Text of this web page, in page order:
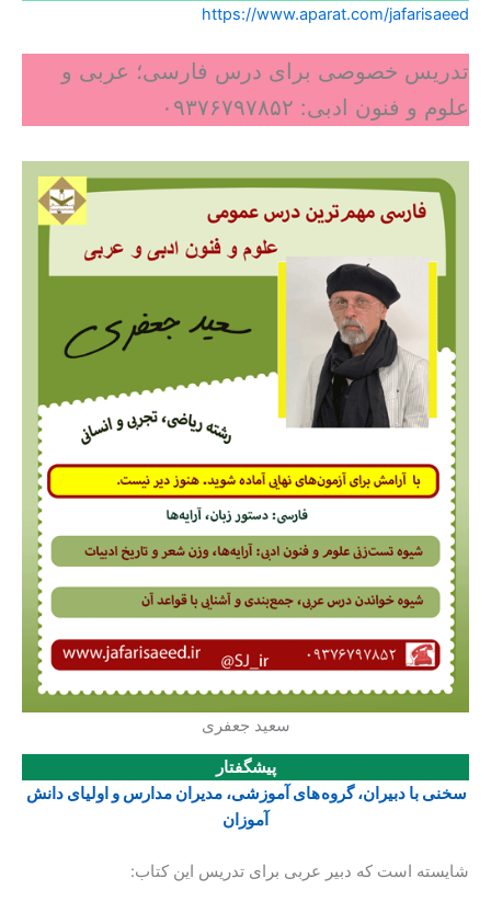
https://www.aparat.com/jafarisaeed
تدریس خصوصی برای درس فارسی؛ عربی و
علوم و فنون ادبی: ۰۹۳۷۶۷۹۷۸۵۲
سعید جعفری
پیشگفتار
سخنی با دبیران، گروه های آموزشی، مدیران مدارس و اولیای دانش
آموزان
شایسته است که دبیر عربی برای تدریس این کتاب: